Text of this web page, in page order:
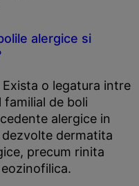
alergice si
Exista o legatura intre
de boli
alergice in
dezvolte dermatita
precum rinita